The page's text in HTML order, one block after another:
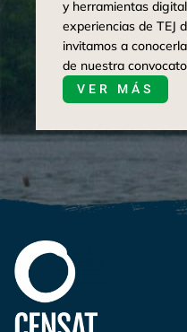
y herramientas
experiencias de TEJ
invitamos a
de nuestra
VER MÁS